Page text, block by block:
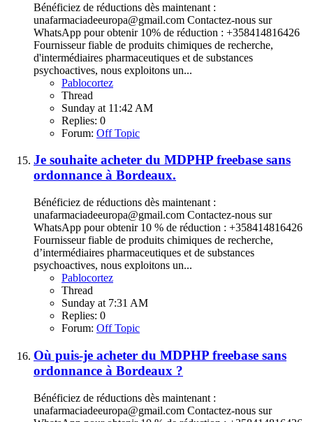
Bénéficiez de réductions dès maintenant :
unafarmaciadeeuropa@gmail.com Contactez-nous sur
WhatsApp pour obtenir 10% de réduction : +358414816426
Fournisseur fiable de produits chimiques de recherche,
d'intermédiaires pharmaceutiques et de substances
psychoactives, nous exploitons un...
Pablocortez
Thread
Sunday at 11:42 AM
Replies: 0
Forum: Off Topic
Je souhaite acheter du MDPHP freebase sans
ordonnance à Bordeaux.
Bénéficiez de réductions dès maintenant :
unafarmaciadeeuropa@gmail.com Contactez-nous sur
WhatsApp pour obtenir 10 % de réduction : +358414816426
Fournisseur fiable de produits chimiques de recherche,
d’intermédiaires pharmaceutiques et de substances
psychoactives, nous exploitons un...
Pablocortez
Thread
Sunday at 7:31 AM
Replies: 0
Forum: Off Topic
Où puis-je acheter du MDPHP freebase sans
ordonnance à Bordeaux ?
Bénéficiez de réductions dès maintenant :
unafarmaciadeeuropa@gmail.com Contactez-nous sur